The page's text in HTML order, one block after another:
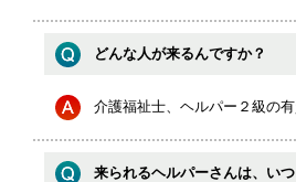
どんな人が来るんですか？
介護福祉士、ヘルパー２級の
来られるヘルパーさんは、い